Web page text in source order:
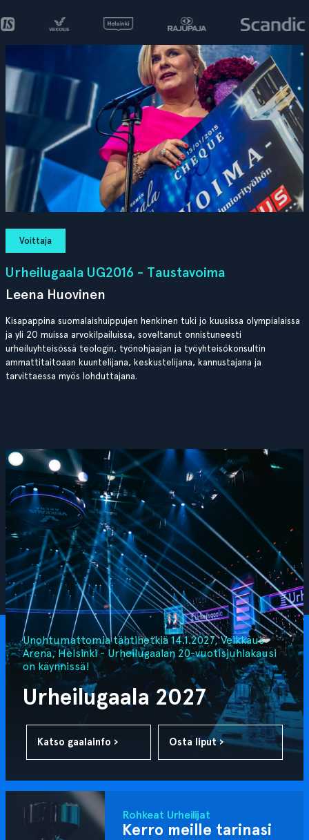
Voittaja
Urheilugaala UG2016 - Taustavoima
Leena Huovinen
Kisapappina suomalaishuippujen henkinen tuki jo kuusissa olympialaissa
ja yli 20 muissa arvokilpailuissa, soveltanut onnistuneesti
urheiluyhteisössä teologin, työnohjaajan ja työyhteisökonsultin
ammattitaitoaan kuuntelijana, keskustelijana, kannustajana ja
tarvittaessa myös lohduttajana.
Unohtumattomia tähtihetkiä 14.1.2027, Veikkaus
Arena, Helsinki - Urheilugaalan 20-vuotisjuhlakausi
on käynnissä!
Urheilugaala 2027
Katso gaalainfo › Osta liput ›
Rohkeat Urheilijat
Kerro meille tarinasi